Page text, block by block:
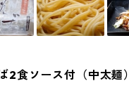
2食ソース付（中太麺）